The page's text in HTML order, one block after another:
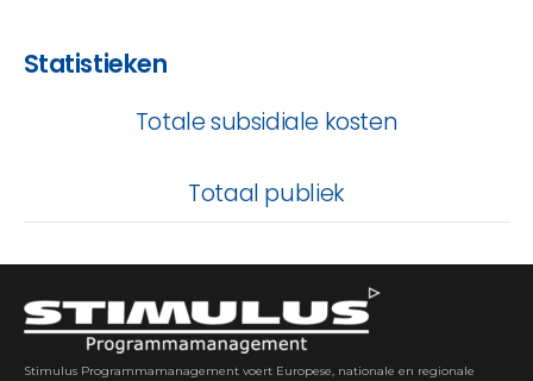
Statistieken
Totale subsidiale kosten
Totaal publiek
Stimulus Programmamanagement voert Europese, nationale en regionale